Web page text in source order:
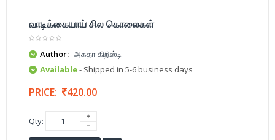
வாடிக்கையாய் சில கொலைகள்
Author: அகதா கிறிஸ்டி
Available- Shipped in 5-6 business days
PRICE: 420.00
Qty: